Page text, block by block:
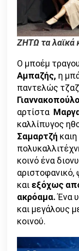
ΖΗΤΩ τα λαϊκά
Ο μποέμ
Αμπαζής, η
παντελώς
αρτίστα
καλλίπυγος
Σαμαρτζή
κοινό ένα
και εξόχως
ακρόαμα.Ένα
και μεγάλους
κοινού.